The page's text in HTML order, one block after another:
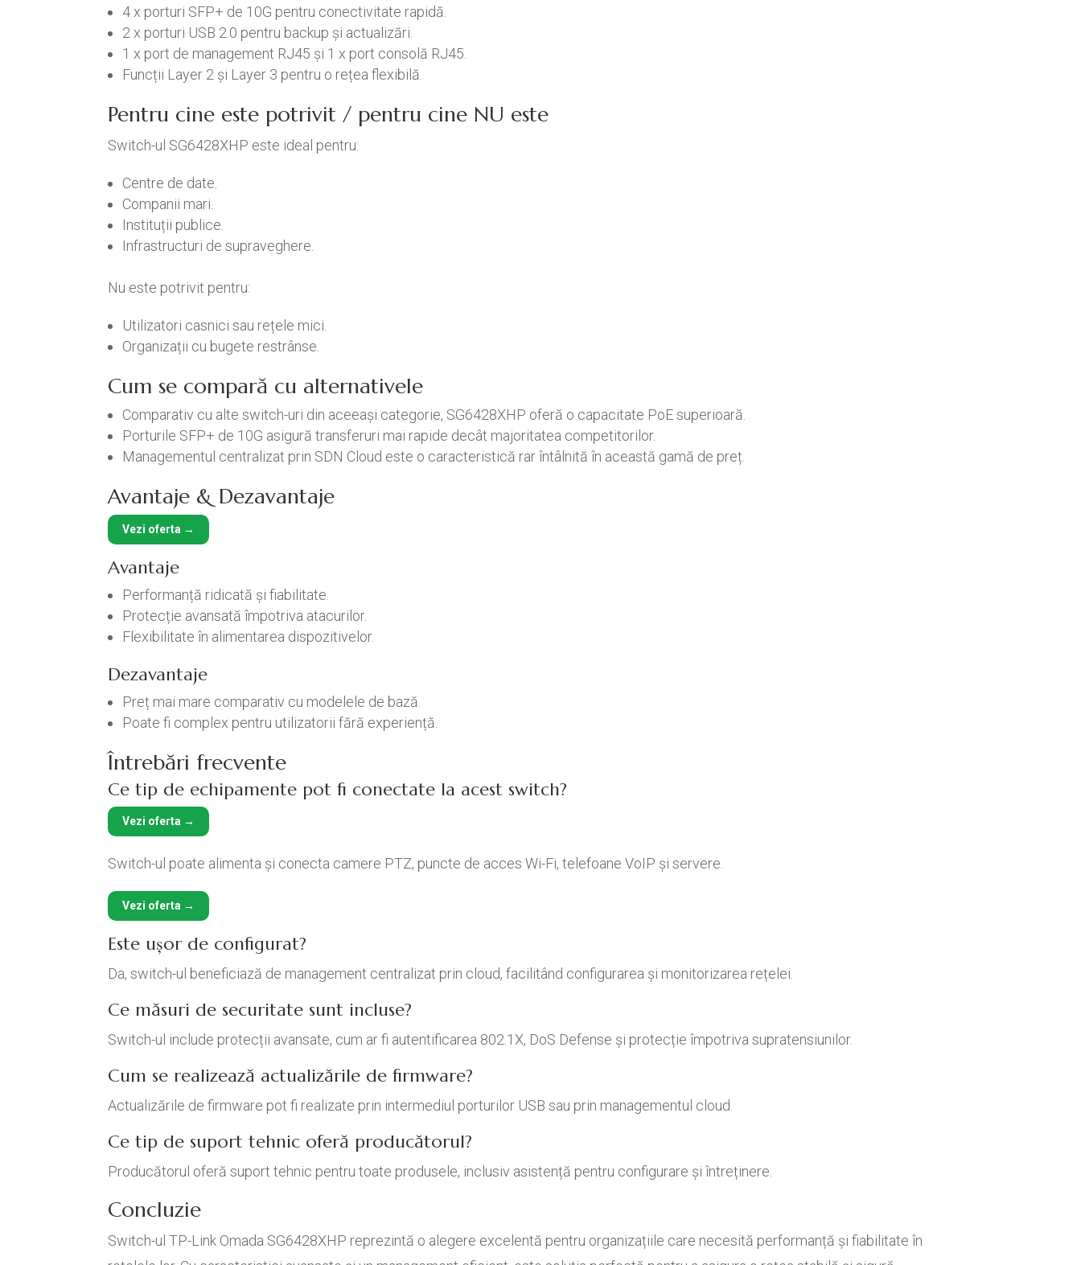
4 x porturi SFP+ de 10G pentru conectivitate rapidă.
2 x porturi USB 2.0 pentru backup și actualizări.
1 x port de management RJ45 și 1 x port consolă RJ45.
Funcții Layer 2 și Layer 3 pentru o rețea flexibilă.
Pentru cine este potrivit / pentru cine NU este
Switch-ul SG6428XHP este ideal pentru:
Centre de date.
Companii mari.
Instituții publice.
Infrastructuri de supraveghere.
Nu este potrivit pentru:
Utilizatori casnici sau rețele mici.
Organizații cu bugete restrânse.
Cum se compară cu alternativele
Comparativ cu alte switch-uri din aceeași categorie, SG6428XHP oferă o capacitate PoE superioară.
Porturile SFP+ de 10G asigură transferuri mai rapide decât majoritatea competitorilor.
Managementul centralizat prin SDN Cloud este o caracteristică rar întâlnită în această gamă de preț.
Avantaje & Dezavantaje
Vezi oferta →
Avantaje
Performanță ridicată și fiabilitate.
Protecție avansată împotriva atacurilor.
Flexibilitate în alimentarea dispozitivelor.
Dezavantaje
Preț mai mare comparativ cu modelele de bază.
Poate fi complex pentru utilizatorii fără experiență.
Întrebări frecvente
Ce tip de echipamente pot fi conectate la acest switch?
Vezi oferta →
Switch-ul poate alimenta și conecta camere PTZ, puncte de acces Wi-Fi, telefoane VoIP și servere.
Vezi oferta →
Este ușor de configurat?
Da, switch-ul beneficiază de management centralizat prin cloud, facilitând configurarea și monitorizarea rețelei.
Ce măsuri de securitate sunt incluse?
Switch-ul include protecții avansate, cum ar fi autentificarea 802.1X, DoS Defense și protecție împotriva supratensiunilor.
Cum se realizează actualizările de firmware?
Actualizările de firmware pot fi realizate prin intermediul porturilor USB sau prin managementul cloud.
Ce tip de suport tehnic oferă producătorul?
Producătorul oferă suport tehnic pentru toate produsele, inclusiv asistență pentru configurare și întreținere.
Concluzie
Switch-ul TP-Link Omada SG6428XHP reprezintă o alegere excelentă pentru organizațiile care necesită performanță și fiabilitate în